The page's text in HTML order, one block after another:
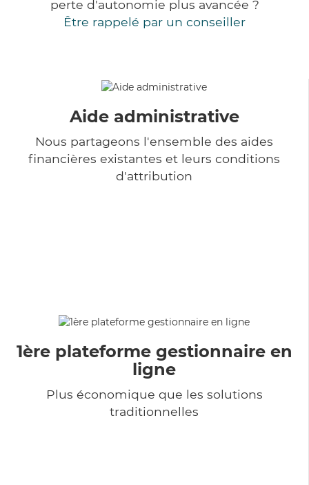
perte d'autonomie plus avancée ?
Être rappelé par un conseiller
Aide administrative
Nous partageons l'ensemble des aides
financières existantes et leurs conditions
d'attribution
1ère plateforme gestionnaire en
ligne
Plus économique que les solutions
traditionnelles